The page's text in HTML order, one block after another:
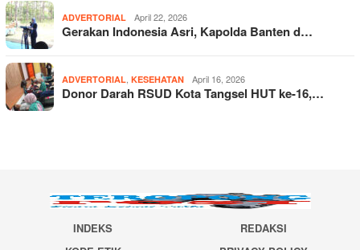
ADVERTORIAL April 22, 2026
Gerakan Indonesia Asri, Kapolda Banten d…
ADVERTORIAL KESEHATAN April 16, 2026
Donor Darah RSUD Kota Tangsel HUT ke-16,…
INDEKS
REDAKSI